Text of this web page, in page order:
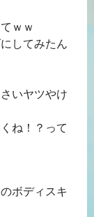
ｗｗ
してみたん
いヤツやけ
ね！？って
ボディスキ